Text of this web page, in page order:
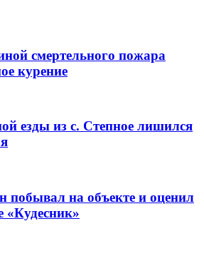
смертельного пожара
курение
езды из с. Степное лишился
побывал на объекте и оценил
«Кудесник»